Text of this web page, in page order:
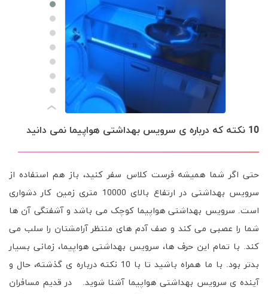
›
10 نکته که درباره ی سرویس بهداشتی هواپیما نمی دانید
حتی اگر شما همیشه فرست کلاس سفر کنید، باز هم استفاده از
سرویس بهداشتی در ارتفاع بالای 10000 متری زمین کار دشواری
است. سرویس بهداشتی هواپیما کوچک می باشد و آشفتگی آن ها
شما را عصبی می کند و صف آدم های منتظر آرامشتان را سلب می
کند. با تمام این حرف ها، سرویس بهداشتی هواپیما، زمانی بسیار
بدتر بود. با ما همراه باشید تا با 10 نکته درباره ی گذشته، حال و
آینده ی سرویس بهداشتی هواپیما آشنا شوید. در قدیم مسافران